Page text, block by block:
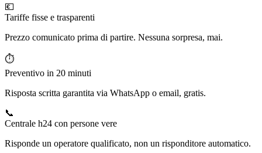
💶
Tariffe fisse e trasparenti
Prezzo comunicato prima di partire. Nessuna sorpresa, mai.
⏱️
Preventivo in 20 minuti
Risposta scritta garantita via WhatsApp o email, gratis.
📞
Centrale h24 con persone vere
Risponde un operatore qualificato, non un risponditore automatico.